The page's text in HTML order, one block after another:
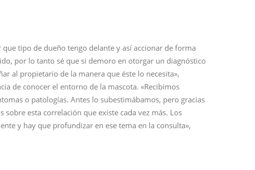
tipo de dueño tengo delante y así accionar de forma
por lo tanto sé que si demoro en otorgar un diagnóstico
al propietario de la manera que éste lo necesita»,
de conocer el entorno de la mascota. «Recibimos
o patologías. Antes lo subestimábamos, pero gracias
esta correlación que existe cada vez más. Los
y hay que profundizar en ese tema en la consulta»,